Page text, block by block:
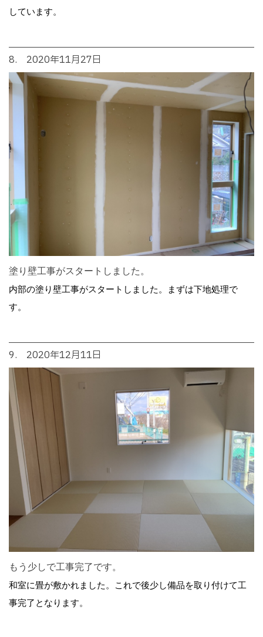
しています。
8. 2020年11月27日
塗り壁工事がスタートしました。
内部の塗り壁工事がスタートしました。まずは下地処理で
す。
9. 2020年12月11日
もう少しで工事完了です。
和室に畳が敷かれました。これで後少し備品を取り付けて工
事完了となります。